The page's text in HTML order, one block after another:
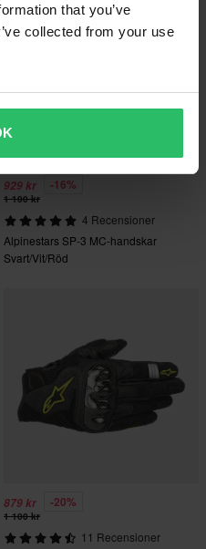
that you’ve
collected from your use
929 kr -16%
1 100 kr
4 Recensioner
Alpinestars SP-3 MC-handskar
Svart/Vit/Röd
879 kr -20%
1 100 kr
11 Recensioner